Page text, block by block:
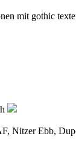
mit gothic
Nitzer Ebb,